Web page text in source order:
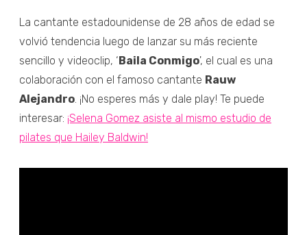
La cantante estadounidense de 28 años de edad se
volvió tendencia luego de lanzar su más reciente
sencillo y videoclip, ‘Baila Conmigo', el cual es una
colaboración con el famoso cantante Rauw
Alejandro . ¡No esperes más y dale play! Te puede
interesar: ¡Selena Gomez asiste al mismo estudio de
pilates que Hailey Baldwin!